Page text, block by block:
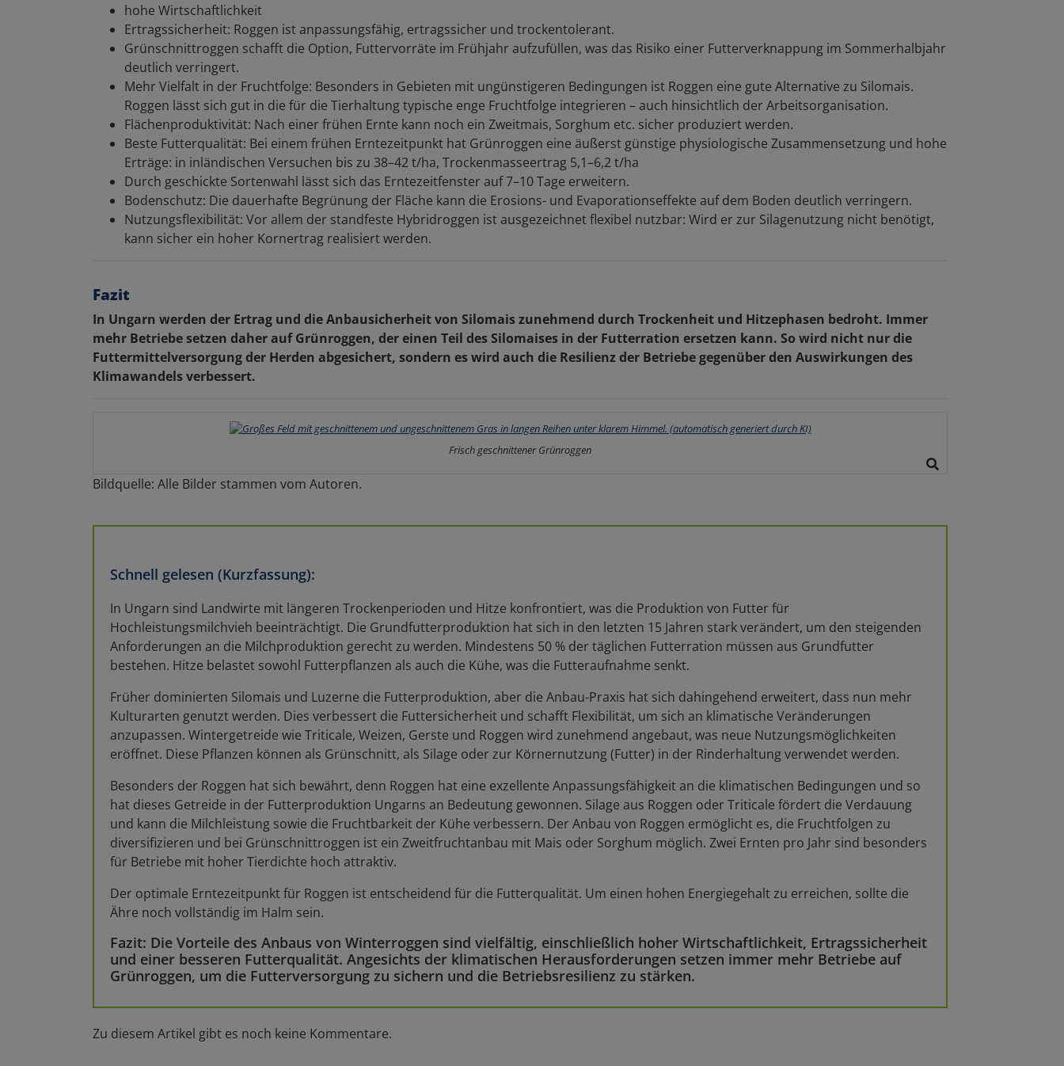
hohe Wirtschaftlichkeit
Ertragssicherheit: Roggen ist anpassungsfähig, ertragssicher und trockentolerant.
Grünschnittroggen schafft die Option, Futtervorräte im Frühjahr aufzufüllen, was das Risiko einer Futterverknappung im Sommerhalbjahr
deutlich verringert.
Mehr Vielfalt in der Fruchtfolge: Besonders in Gebieten mit ungünstigeren Bedingungen ist Roggen eine gute Alternative zu Silomais.
Roggen lässt sich gut in die für die Tierhaltung typische enge Fruchtfolge integrieren – auch hinsichtlich der Arbeitsorganisation.
Flächenproduktivität: Nach einer frühen Ernte kann noch ein Zweitmais, Sorghum etc. sicher produziert werden.
Beste Futterqualität: Bei einem frühen Erntezeitpunkt hat Grünroggen eine äußerst günstige physiologische Zusammensetzung und hohe
Erträge: in inländischen Versuchen bis zu 38–42 t/ha, Trockenmasseertrag 5,1–6,2 t/ha
Durch geschickte Sortenwahl lässt sich das Erntezeitfenster auf 7–10 Tage erweitern.
Bodenschutz: Die dauerhafte Begrünung der Fläche kann die Erosions- und Evaporationseffekte auf dem Boden deutlich verringern.
Nutzungsflexibilität: Vor allem der standfeste Hybridroggen ist ausgezeichnet flexibel nutzbar: Wird er zur Silagenutzung nicht benötigt,
kann sicher ein hoher Kornertrag realisiert werden.
Fazit
In Ungarn werden der Ertrag und die Anbausicherheit von Silomais zunehmend durch Trockenheit und Hitzephasen bedroht. Immer
mehr Betriebe setzen daher auf Grünroggen, der einen Teil des Silomaises in der Futterration ersetzen kann. So wird nicht nur die
Futtermittelversorgung der Herden abgesichert, sondern es wird auch die Resilienz der Betriebe gegenüber den Auswirkungen des
Klimawandels verbessert.
Frisch geschnittener Grünroggen
Bildquelle: Alle Bilder stammen vom Autoren.
Schnell gelesen (Kurzfassung):
In Ungarn sind Landwirte mit längeren Trockenperioden und Hitze konfrontiert, was die Produktion von Futter für
Hochleistungsmilchvieh beeinträchtigt. Die Grundfutterproduktion hat sich in den letzten 15 Jahren stark verändert, um den steigenden
Anforderungen an die Milchproduktion gerecht zu werden. Mindestens 50 % der täglichen Futterration müssen aus Grundfutter
bestehen. Hitze belastet sowohl Futterpflanzen als auch die Kühe, was die Futteraufnahme senkt.
Früher dominierten Silomais und Luzerne die Futterproduktion, aber die Anbau-Praxis hat sich dahingehend erweitert, dass nun mehr
Kulturarten genutzt werden. Dies verbessert die Futtersicherheit und schafft Flexibilität, um sich an klimatische Veränderungen
anzupassen. Wintergetreide wie Triticale, Weizen, Gerste und Roggen wird zunehmend angebaut, was neue Nutzungsmöglichkeiten
eröffnet. Diese Pflanzen können als Grünschnitt, als Silage oder zur Körnernutzung (Futter) in der Rinderhaltung verwendet werden.
Besonders der Roggen hat sich bewährt, denn Roggen hat eine exzellente Anpassungsfähigkeit an die klimatischen Bedingungen und so
hat dieses Getreide in der Futterproduktion Ungarns an Bedeutung gewonnen. Silage aus Roggen oder Triticale fördert die Verdauung
und kann die Milchleistung sowie die Fruchtbarkeit der Kühe verbessern. Der Anbau von Roggen ermöglicht es, die Fruchtfolgen zu
diversifizieren und bei Grünschnittroggen ist ein Zweitfruchtanbau mit Mais oder Sorghum möglich. Zwei Ernten pro Jahr sind besonders
für Betriebe mit hoher Tierdichte hoch attraktiv.
Der optimale Erntezeitpunkt für Roggen ist entscheidend für die Futterqualität. Um einen hohen Energiegehalt zu erreichen, sollte die
Ähre noch vollständig im Halm sein.
Fazit: Die Vorteile des Anbaus von Winterroggen sind vielfältig, einschließlich hoher Wirtschaftlichkeit, Ertragssicherheit
und einer besseren Futterqualität. Angesichts der klimatischen Herausforderungen setzen immer mehr Betriebe auf
Grünroggen, um die Futterversorgung zu sichern und die Betriebsresilienz zu stärken.
Zu diesem Artikel gibt es noch keine Kommentare.